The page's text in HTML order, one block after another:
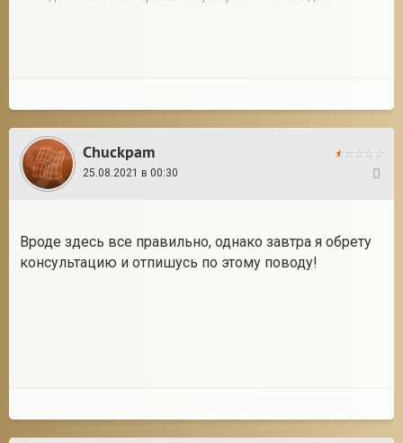
Chuckpam
25.08.2021 в 00:30
Вроде здесь все правильно, однако завтра я обрету
консультацию и отпишусь по этому поводу!